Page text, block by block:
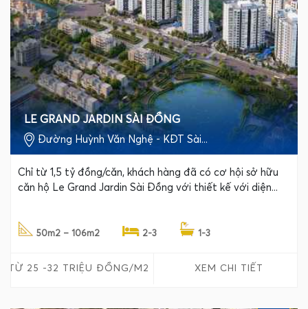
LE GRAND JARDIN SÀI ĐỒNG
Đường Huỳnh Văn Nghệ - KĐT Sài...
Chỉ từ 1,5 tỷ đồng/căn, khách hàng đã có cơ hội sở hữu
căn hộ Le Grand Jardin Sài Đồng với thiết kế với diện...
50m2 – 106m2 2-3 1-3
TỪ 25 -32 TRIỆU ĐỒNG/M2 XEM CHI TIẾT